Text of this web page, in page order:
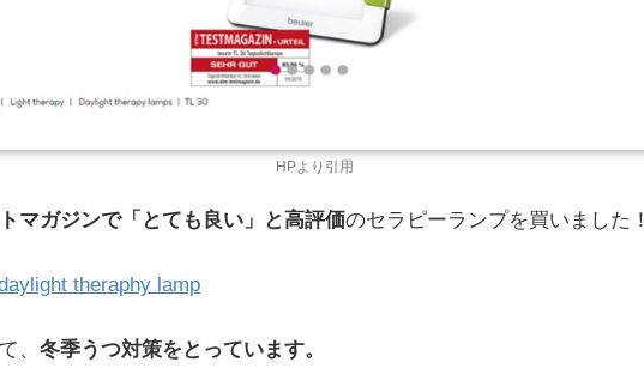
HPより引用
マガジンで「とても良い」と高評価のセラピーランプを買いました！
theraphy lamp
、 冬季うつ対策をとっています。